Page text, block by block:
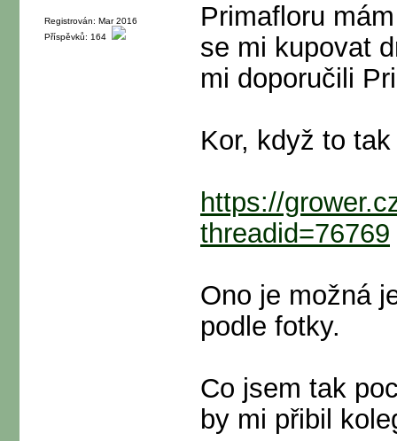
Registrován: Mar 2016
Příspěvků: 164
Primafloru
se mi kupovat
mi doporučili
Kor, když to
https://
threadid=76769
Ono je možná
podle fotky.
Co jsem tak
by mi přibil